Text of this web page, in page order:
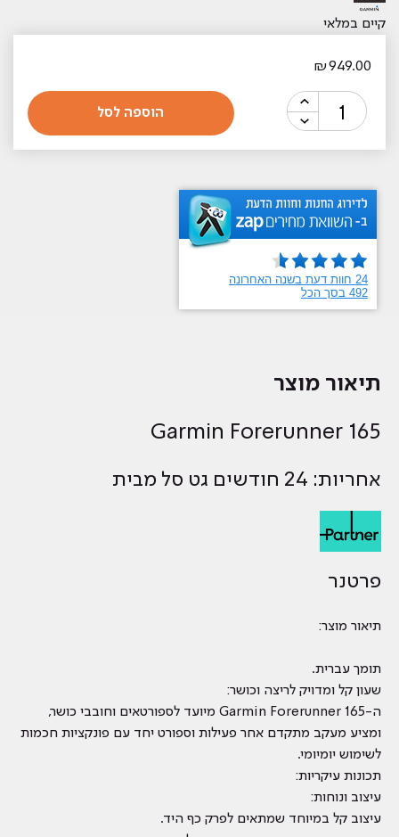
קיים במלאי
₪949.00
כמות
של
Garmin
Forerunner
165
010-
02863-
20
גרמין
הוספה לסל
תיאור מוצר
Garmin Forerunner 165
אחריות: 24 חודשים גט סל מבית
פרטנר
תיאור מוצר:
תומך עברית.
שעון קל ומדויק לריצה וכושר:
ה-Garmin Forerunner 165 מיועד לספורטאים וחובבי כושר,
ומציע מעקב מתקדם אחר פעילות וספורט יחד עם פונקציות חכמות
לשימוש יומיומי.
תכונות עיקריות:
עיצוב ונוחות:
עיצוב קל במיוחד שמתאים לפרק כף היד.